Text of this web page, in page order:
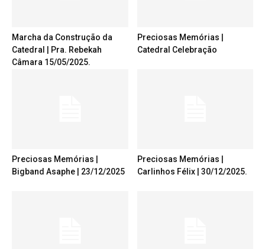
Marcha da Construção da
Catedral | Pra. Rebekah
Câmara 15/05/2025.
Preciosas Memórias |
Catedral Celebração
Preciosas Memórias |
Bigband Asaphe | 23/12/2025
Preciosas Memórias |
Carlinhos Félix | 30/12/2025.